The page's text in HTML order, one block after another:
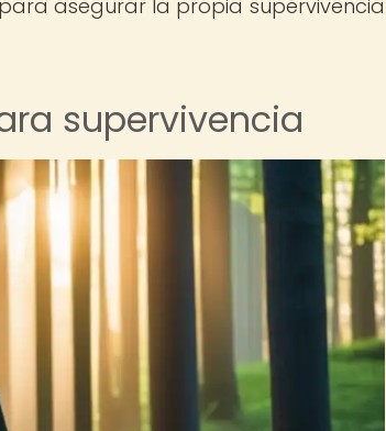
asegurar la propia supervivencia
supervivencia